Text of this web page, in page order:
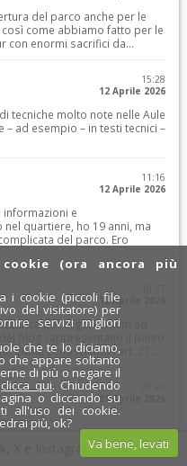
del parco anche per le
come abbiamo fatto per le
con enormi sacrifici da...
15:28
12 Aprile 2026
tecniche molto note nelle Aule
ad esempio – in testi tecnici –
11:16
12 Aprile 2026
informazioni e
quartiere, ho 19 anni, ma
del parco. Ero
12 Aprile 2026
dell’argomentum ad
blog rappresentano il punto
come conosciamo l’art. 27...
11 Aprile 2026
12:14
x
Instagram
(ora ancora più
i cookie (piccoli file
del visitatore) per
servizi migliori
che te lo diciamo,
che appare soltanto
di più o negare il
clicca qui. Chiudendo
o cliccando su
all'uso dei cookie.
più, ok?
Va bene, levati